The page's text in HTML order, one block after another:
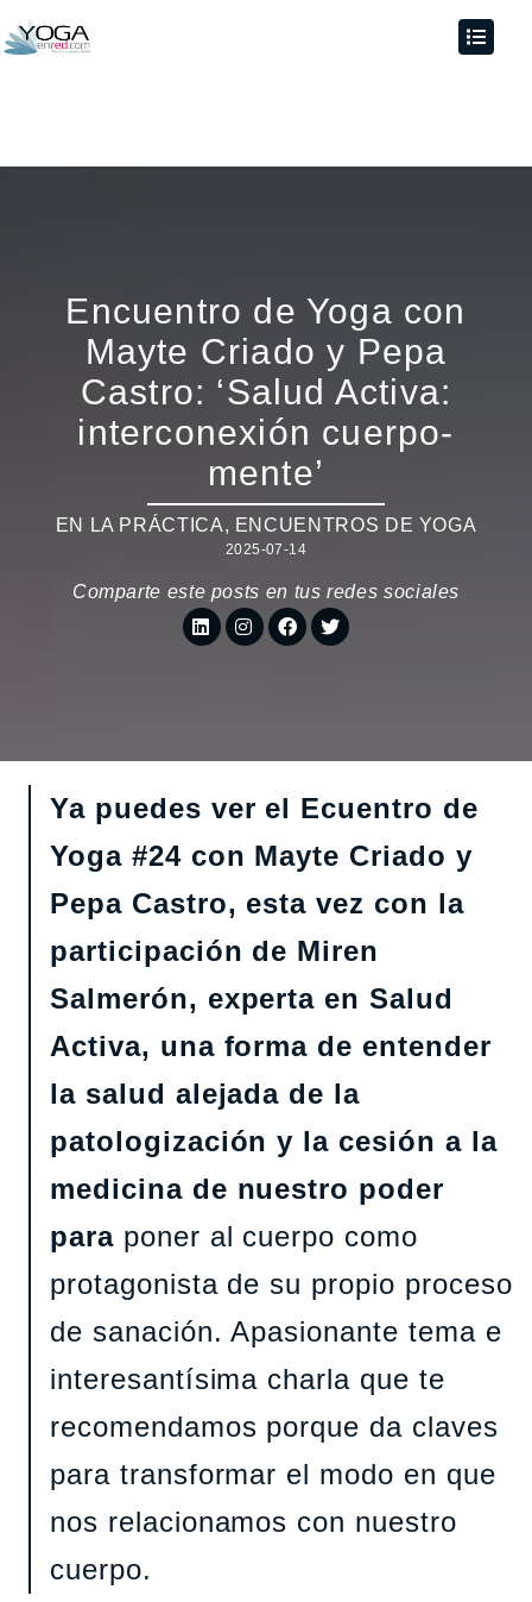
Encuentro de Yoga con
Mayte Criado y Pepa
Castro: ‘Salud Activa:
interconexión cuerpo-
mente’
EN LA PRÁCTICA, ENCUENTROS DE YOGA
2025-07-14
Comparte este posts en tus redes sociales
Ya puedes ver el Ecuentro de
Yoga #24 con Mayte Criado y
Pepa Castro, esta vez con la
participación de Miren
Salmerón, experta en Salud
Activa, una forma de entender
la salud alejada de la
patologización y la cesión a la
medicina de nuestro poder
para poner al cuerpo como
protagonista de su propio proceso
de sanación. Apasionante tema e
interesantísima charla que te
recomendamos porque da claves
para transformar el modo en que
nos relacionamos con nuestro
cuerpo.